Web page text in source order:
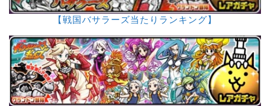
【戦国バサラーズ当たりランキング】